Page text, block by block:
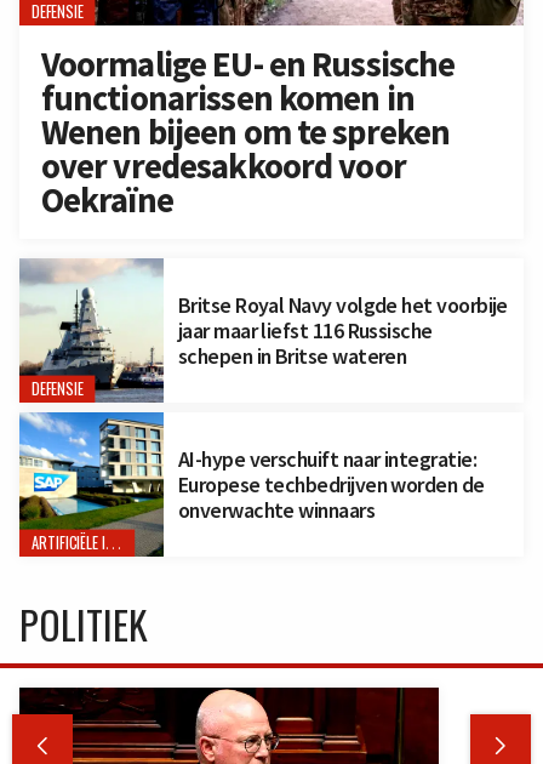
DEFENSIE
Voormalige EU- en Russische
functionarissen komen in
Wenen bijeen om te spreken
over vredesakkoord voor
Oekraïne
DEFENSIE
Britse Royal Navy volgde het voorbije
jaar maar liefst 116 Russische
schepen in Britse wateren
ARTIFICIËLE INTELLIGENTIE
AI-hype verschuift naar integratie:
Europese techbedrijven worden de
onverwachte winnaars
POLITIEK
 